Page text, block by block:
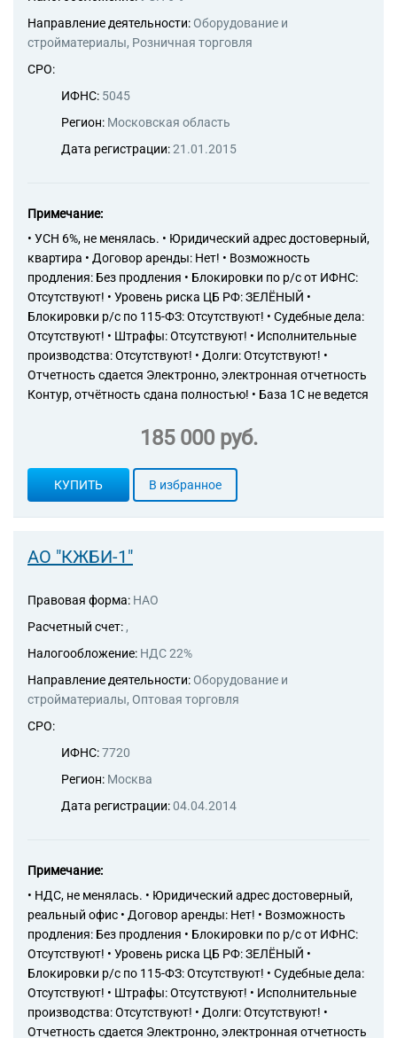
Направление деятельности: Оборудование и
стройматериалы, Розничная торговля
СРО:
ИФНС: 5045
Регион: Московская область
Дата регистрации:21.01.2015
Примечание:
• УСН 6%, не менялась. • Юридический адрес достоверный,
квартира • Договор аренды: Нет! • Возможность
продления: Без продления • Блокировки по р/с от ИФНС:
Отсутствуют! • Уровень риска ЦБ РФ: ЗЕЛЁНЫЙ •
Блокировки р/с по 115-ФЗ: Отсутствуют! • Судебные дела:
Отсутствуют! • Штрафы: Отсутствуют! • Исполнительные
производства: Отсутствуют! • Долги: Отсутствуют! •
Отчетность сдается Электронно, электронная отчетность
Контур, отчётность сдана полностью! • База 1С не ведется
185 000 руб.
КУПИТЬ В избранное
АО "КЖБИ-1"
Правовая форма: НАО
Расчетный счет: ,
Налогообложение: НДС 22%
Направление деятельности: Оборудование и
стройматериалы, Оптовая торговля
СРО:
ИФНС:7720
Регион: Москва
Дата регистрации:04.04.2014
Примечание:
• НДС, не менялась. • Юридический адрес достоверный,
реальный офис • Договор аренды: Нет! • Возможность
продления: Без продления • Блокировки по р/с от ИФНС:
Отсутствуют! • Уровень риска ЦБ РФ: ЗЕЛЁНЫЙ •
Блокировки р/с по 115-ФЗ: Отсутствуют! • Судебные дела:
Отсутствуют! • Штрафы: Отсутствуют! • Исполнительные
производства: Отсутствуют! • Долги: Отсутствуют! •
Отчетность сдается Электронно, электронная отчетность